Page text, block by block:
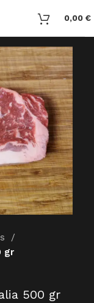
0,00 €
gr
500 gr